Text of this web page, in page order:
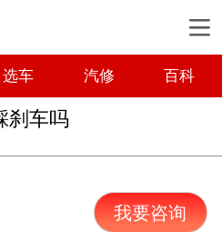
选车 汽修 百科
刹车吗
我要咨询